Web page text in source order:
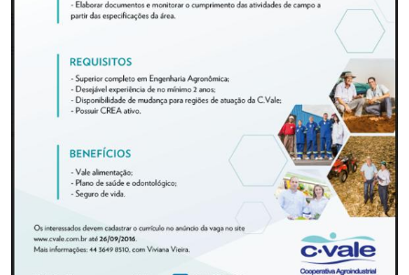
Ministério do Desenvolvimento Regional
Controladoria-Geral da União
Ministério da Mulher, da Família e dos Direitos Humanos
Secretaria-Geral
Secretaria de Governo
Gabinete de Segurança Institucional